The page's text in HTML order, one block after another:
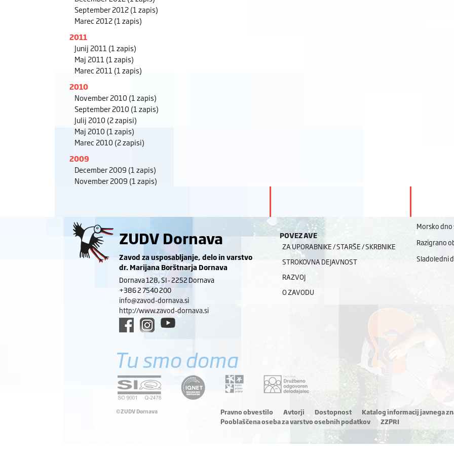
September 2012(1 zapis)
Marec 2012(1 zapis)
2011
Junij 2011 (1 zapis)
Maj 2011 (1 zapis)
Marec 2011 (1 zapis)
2010
November 2010(1 zapis)
September 2010(1 zapis)
Julij 2010(2 zapisi)
Maj 2010(1 zapis)
Marec 2010(2 zapisi)
2009
December 2009 (1 zapis)
November 2009 (1 zapis)
ZUDV Dornava
Zavod za usposabljanje, delo in varstvo
dr. Marijana Borštnarja Dornava
Dornava 128, SI - 2252 Dornava
+386 2 7540 200
info@zavod-dornava.si
http://www.zavod-dornava.si
POVEZAVE
ZA UPORABNIKE / STARŠE / SKRBNIKE
STROKOVNA DEJAVNOST
RAZVOJ
O ZAVODU
Morsko
Razigrano
Sladoledni
Tu smo doma
©ZUDV Dornava Pravno obvestilo Avtorji Dostopnost
Katalog informacij javnega
Pooblaščena oseba za varstvo osebnih podatkov
ZZPRI